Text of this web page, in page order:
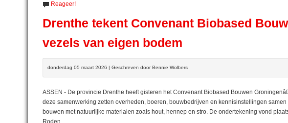
Reageer!
Drenthe tekent Convenant Biobased
vezels van eigen bodem
donderdag 05 maart 2026 | Geschreven door Bennie Wolbers
ASSEN - De provincie Drenthe heeft gisteren het Convenant Biobased Bouwen
deze samenwerking zetten overheden, boeren, bouwbedrijven en kennisinstellingen
bouwen met natuurlijke materialen zoals hout, hennep en stro. De ondertekening vond
Roden.